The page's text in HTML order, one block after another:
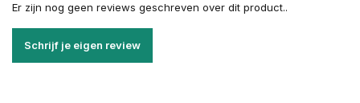
Er zijn nog geen reviews geschreven over dit product..
Schrijf je eigen review